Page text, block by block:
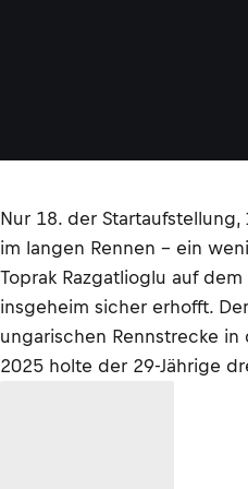
Nur 18. der
im langen Rennen – ein
Toprak Razgatlioglu auf
insgeheim sicher erhofft.
ungarischen Rennstrecke in
2025 holte der 29-Jährige